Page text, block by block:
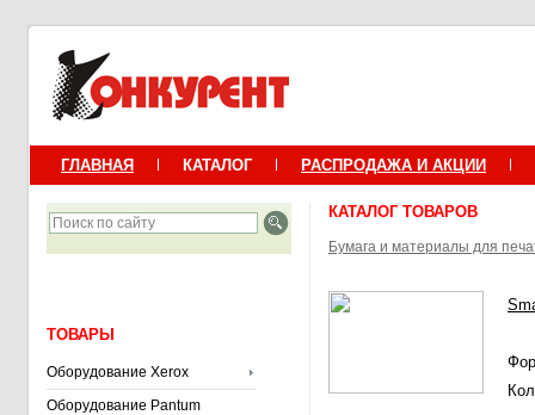
ГЛАВНАЯ КАТАЛОГ РАСПРОДАЖА И АКЦИИ
ТОВАРЫ
Оборудование Xerox
Оборудование Pantum
КАТАЛОГ ТОВАРОВ
Бумага и материалы для